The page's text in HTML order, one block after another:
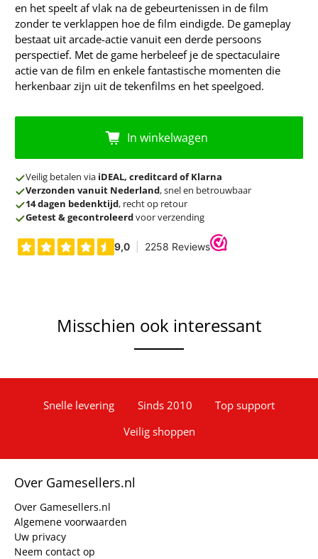
en het speelt af vlak na de gebeurtenissen in de film
zonder te verklappen hoe de film eindigde. De gameplay
bestaat uit arcade-actie vanuit een derde persoons
perspectief. Met de game herbeleef je de spectaculaire
actie van de film en enkele fantastische momenten die
herkenbaar zijn uit de tekenfilms en het speelgoed.
In winkelwagen
Veilig betalen via iDEAL, creditcard of Klarna
Verzonden vanuit Nederland, snel en betrouwbaar
14 dagen bedenktijd, recht op retour
Getest & gecontroleerdvoor verzending
Misschien ook interessant
Snelle levering Sinds 2010
Top support
Veilig shoppen
Over Gamesellers.nl
Over Gamesellers.nl
Algemene voorwaarden
Uw privacy
Neem contact op